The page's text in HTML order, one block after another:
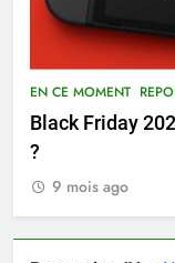
EN CE MOMENT
Black Friday
?
9 mois ago